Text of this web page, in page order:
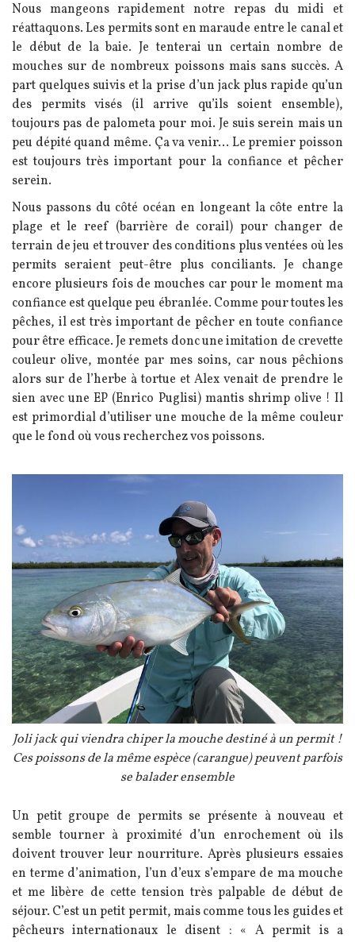
Nous mangeons rapidement notre repas du midi et
réattaquons. Les permits sont en maraude entre le canal et
le début de la baie. Je tenterai un certain nombre de
mouches sur de nombreux poissons mais sans succès. A
part quelques suivis et la prise d’un jack plus rapide qu’un
des permits visés (il arrive qu’ils soient ensemble),
toujours pas de palometa pour moi. Je suis serein mais un
peu dépité quand même. Ça va venir… Le premier poisson
est toujours très important pour la confiance et pêcher
serein.
Nous passons du côté océan en longeant la côte entre la
plage et le reef (barrière de corail) pour changer de
terrain de jeu et trouver des conditions plus ventées où les
permits seraient peut-être plus conciliants. Je change
encore plusieurs fois de mouches car pour le moment ma
confiance est quelque peu ébranlée. Comme pour toutes les
pêches, il est très important de pêcher en toute confiance
pour être efficace. Je remets donc une imitation de crevette
couleur olive, montée par mes soins, car nous pêchions
alors sur de l’herbe à tortue et Alex venait de prendre le
sien avec une EP (Enrico Puglisi) mantis shrimp olive ! Il
est primordial d’utiliser une mouche de la même couleur
que le fond où vous recherchez vos poissons.
Légende
Joli jack qui viendra chiper la mouche destiné à un permit !
Ces poissons de la même espèce (carangue) peuvent parfois
se balader ensemble
Texte
Un petit groupe de permits se présente à nouveau et
semble tourner à proximité d’un enrochement où ils
doivent trouver leur nourriture. Après plusieurs essaies
en terme d’animation, l’un d’eux s’empare de ma mouche
et me libère de cette tension très palpable de début de
séjour. C’est un petit permit, mais comme tous les guides et
pêcheurs internationaux le disent : « A permit is a